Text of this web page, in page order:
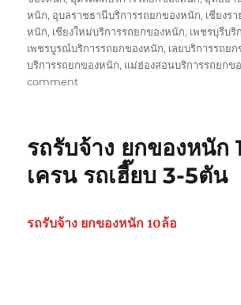
หนัก, อุบลราชธานีบริการรถยกของหนัก, เชียงร
หนัก, เชียงใหม่บริการรถยกของหนัก, เพชรบุรีบ
เพชรบูรณ์บริการรถยกของหนัก, เลยบริการรถย
บริการรถยกของหนัก, แม่ฮ่องสอนบริการรถยกข
commenton
ของ
10ล้อ
เครน
รถรับจ้าง ยกของหนัก
เครน รถเฮี๊ยบ 3-5ตัน
รถรับจ้าง ยกของหนัก 10ล้อ